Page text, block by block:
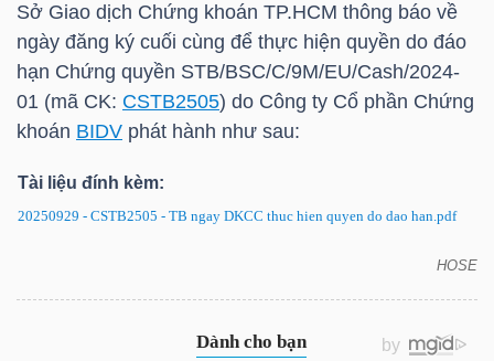
Sở Giao dịch Chứng khoán TP.HCM thông báo về
ngày đăng ký cuối cùng để thực hiện quyền do đáo
hạn Chứng quyền STB/BSC/C/9M/EU/Cash/2024-
01 (mã CK: CSTB2505) do Công ty Cổ phần Chứng
khoán BIDV phát hành như sau:
Tài liệu đính kèm:
20250929 - CSTB2505 - TB ngay DKCC thuc hien quyen do dao han.pdf
HOSE
BẤT
SẢN
TÀI